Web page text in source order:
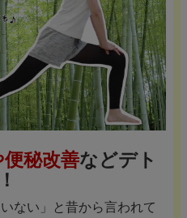
便秘改善などデト
ない」と昔から言われて